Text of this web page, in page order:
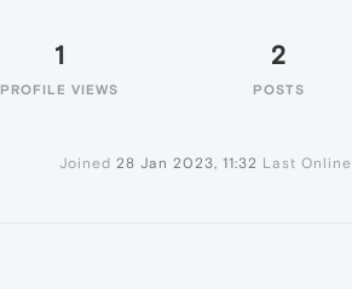
1
PROFILE VIEWS
2
POSTS
Joined 28 Jan 2023, 11:32 Last Online